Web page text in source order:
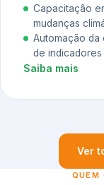
Capacitação
mudanças
Automação da
de indicadores
Saiba mais
Ver
QUEM